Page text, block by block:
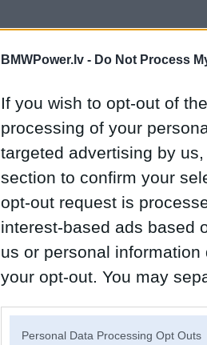
BMWPower.lv - Do Not Process
If you wish to opt-out of
processing of your
targeted advertising by
section to confirm your
opt-out request is
interest-based ads based
us or personal
your opt-out. You may
Personal Data Processing Opt Outs